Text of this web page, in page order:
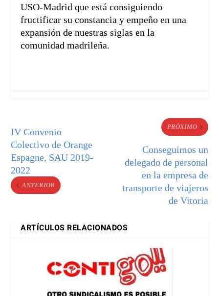
USO-Madrid que está consiguiendo
fructificar su constancia y empeño en una
expansión de nuestras siglas en la
comunidad madrileña.
IV Convenio
Colectivo de Orange
Espagne, SAU 2019-
2022
ANTERIOR
PRÓXIMO
Conseguimos un
delegado de personal
en la empresa de
transporte de viajeros
de Vitoria
ARTÍCULOS RELACIONADOS